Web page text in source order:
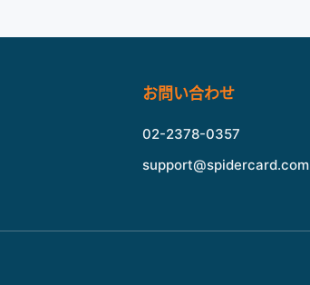
お問い合わせ
02-2378-0357
support@spidercard.com